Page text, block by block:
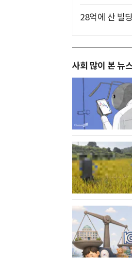
28억에 산 빌
사회 많이 본 뉴